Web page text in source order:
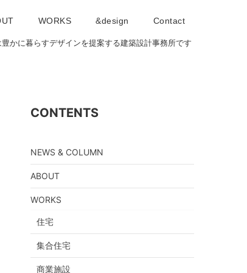
WORKS &design Contact
かに暮らすデザインを提案する建築設計事務所です
CONTENTS
NEWS & COLUMN
ABOUT
WORKS
住宅
集合住宅
商業施設